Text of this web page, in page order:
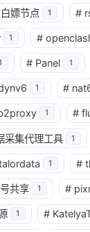
嫖节点 1 #
1 #
# Panel 1
1 #
1 #
采集代理工具 1
1 #
共享 1 #
1 #